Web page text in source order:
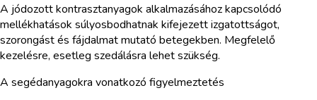
A jódozott kontrasztanyagok alkalmazásához kapcsolódó
mellékhatások súlyosbodhatnak kifejezett izgatottságot,
szorongást és fájdalmat mutató betegekben. Megfelelő
kezelésre, esetleg szedálásra lehet szükség.
A segédanyagokra vonatkozó figyelmeztetés